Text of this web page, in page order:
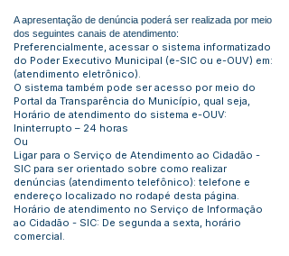
A apresentação de denúncia poderá ser realizada por meio
dos seguintes canais de atendimento:
Preferencialmente, acessar o sistema informatizado
do Poder Executivo Municipal (e-SIC ou e-OUV) em:
(atendimento eletrônico).
O sistema também pode ser acesso por meio do
Portal da Transparência do Município, qual seja,
Horário de atendimento do sistema e-OUV:
Ininterrupto – 24 horas
Ou
Ligar para o Serviço de Atendimento ao Cidadão -
SIC para ser orientado sobre como realizar
denúncias (atendimento telefônico): telefone e
endereço localizado no rodapé desta página.
Horário de atendimento no Serviço de Informação
ao Cidadão - SIC: De segunda a sexta, horário
comercial.